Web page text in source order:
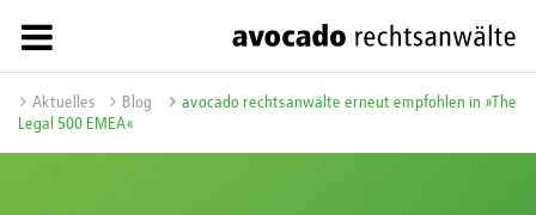
Aktuelles Blog
avocado rechtsanwälte erneut empfohlen in »The
Legal 500 EMEA«